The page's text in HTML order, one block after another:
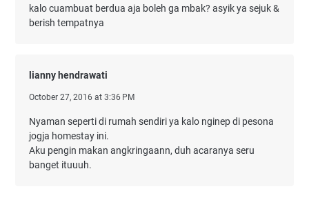
kalo cuambuat berdua aja boleh ga mbak? asyik ya sejuk &
berish tempatnya
lianny hendrawati
October 27, 2016 at 3:36 PM
Nyaman seperti di rumah sendiri ya kalo nginep di pesona
jogja homestay ini.
Aku pengin makan angkringaann, duh acaranya seru
banget ituuuh.